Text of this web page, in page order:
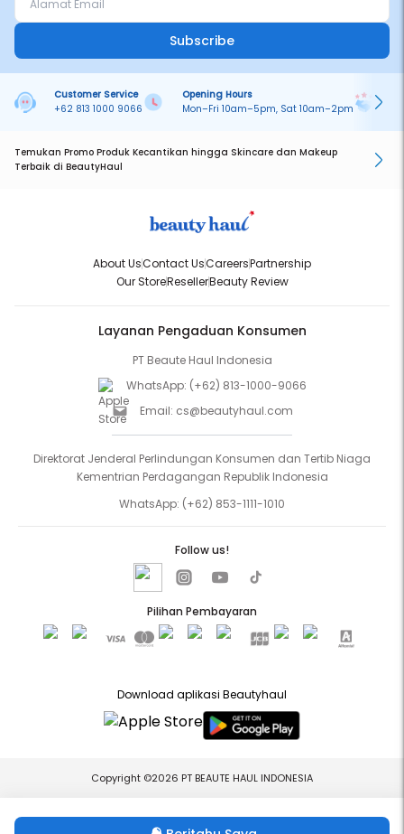
Subscribe
Customer Service
+62 813 1000 9066
Opening Hours
Mon–Fri 10am–5pm, Sat 10am–2pm
Temukan Promo Produk Kecantikan hingga Skincare dan Makeup
Terbaik di BeautyHaul
About UsContact UsCareersPartnership
Our StoreResellerBeauty Review
Layanan Pengaduan Konsumen
PT Beaute Haul Indonesia
WhatsApp: (+62) 813-1000-9066
Email: cs@beautyhaul.com
Direktorat Jenderal Perlindungan Konsumen dan Tertib Niaga
Kementrian Perdagangan Republik Indonesia
WhatsApp: (+62) 853-1111-1010
Pilihan Pembayaran
Follow us!
Download aplikasi Beautyhaul
Copyright ©2026 PT BEAUTE HAUL INDONESIA